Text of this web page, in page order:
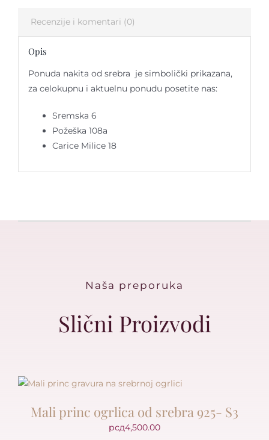
Recenzije i komentari (0)
Opis
Ponuda nakita od srebra je simbolički prikazana,
za celokupnu i aktuelnu ponudu posetite nas:
Sremska 6
Požeška 108a
Carice Milice 18
Naša preporuka
Slični Proizvodi
Mali princ ogrlica od srebra 925- S3
рсд4,500.00